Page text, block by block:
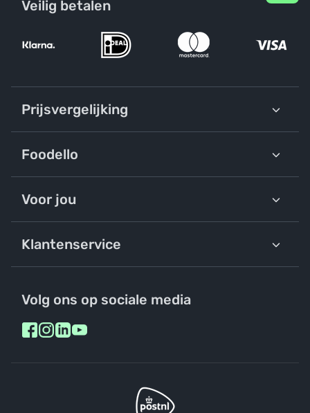
Veilig betalen
Prijsvergelijking
Foodello
Voor jou
Klantenservice
Volg ons op sociale media